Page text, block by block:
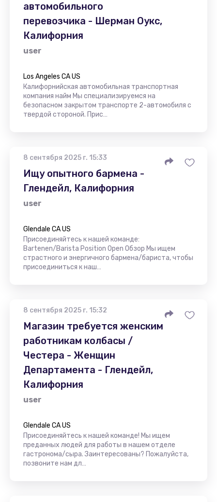
автомобильного
перевозчика - Шерман Оукс,
Калифорния
user
Los Angeles CA US
Калифорнийская автомобильная транспортная
компания найм Мы специализируемся на
безопасном закрытом транспорте 2-автомобиля с
твердой стороной. Прис…
8 сентября 2025 г. 15:33
Ищу опытного бармена -
Глендейл, Калифорния
user
Glendale CA US
Присоединяйтесь к нашей команде:
Bartenen/Barista Position Open Обзор Мы ищем
страстного и энергичного бармена/бариста, чтобы
присоединиться к наш…
8 сентября 2025 г. 15:32
Магазин требуется женским
работникам колбасы /
Честера - Женщин
Департамента - Глендейл,
Калифорния
user
Glendale CA US
Присоединяйтесь к нашей команде! Мы ищем
преданных людей для работы в нашем отделе
гастронома/сыра. Заинтересованы? Пожалуйста,
позвоните нам дл…